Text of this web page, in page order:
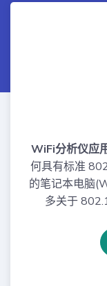
WiFi分析仪应
何具有标准
的笔记本电脑
多关于